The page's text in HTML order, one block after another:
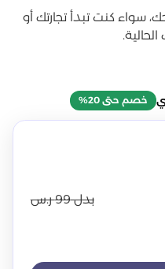
سواء كنت تبدأ تجارتك أو
خصم حتى 20%
بدل 99 ر.س